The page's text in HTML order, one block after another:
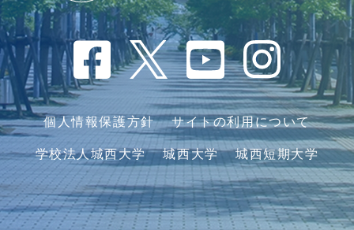
個人情報保護方針 サイトの利用について
学校法人城西大学 城西大学 城西短期大学